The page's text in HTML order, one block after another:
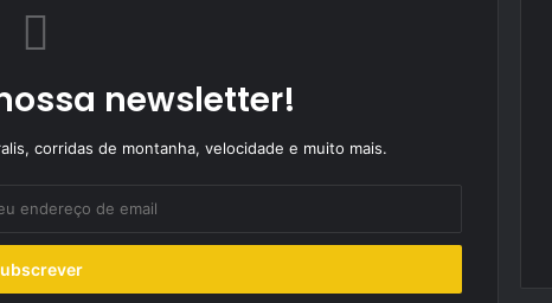
newsletter!
corridas de montanha, velocidade e muito mais.